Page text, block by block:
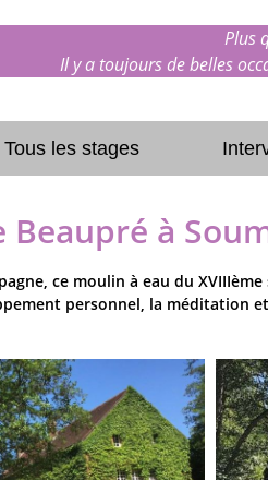
Plus
Il y a toujours de belles
Tous les stages
Beaupré à
ce moulin à eau du
personnel, la méditation